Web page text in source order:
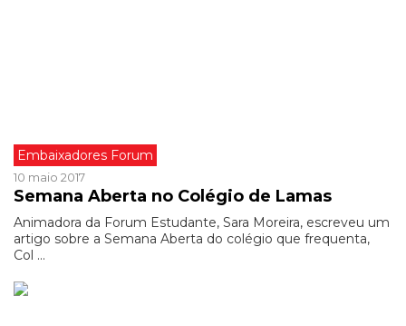
Embaixadores Forum
10 maio 2017
Semana Aberta no Colégio de Lamas
Animadora da Forum Estudante, Sara Moreira, escreveu um
artigo sobre a Semana Aberta do colégio que frequenta,
Col ...